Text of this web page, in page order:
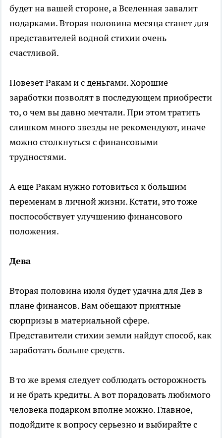
будет на вашей стороне, а Вселенная завалит
подарками. Вторая половина месяца станет для
представителей водной стихии очень
счастливой.
Повезет Ракам и с деньгами. Хорошие
заработки позволят в последующем приобрести
то, о чем вы давно мечтали. При этом тратить
слишком много звезды не рекомендуют, иначе
можно столкнуться с финансовыми
трудностями.
А еще Ракам нужно готовиться к большим
переменам в личной жизни. Кстати, это тоже
поспособствует улучшению финансового
положения.
Дева
Вторая половина июля будет удачна для Дев в
плане финансов. Вам обещают приятные
сюрпризы в материальной сфере.
Представители стихии земли найдут способ, как
заработать больше средств.
В то же время следует соблюдать осторожность
и не брать кредиты. А вот порадовать любимого
человека подарком вполне можно. Главное,
подойдите к вопросу серьезно и выбирайте с